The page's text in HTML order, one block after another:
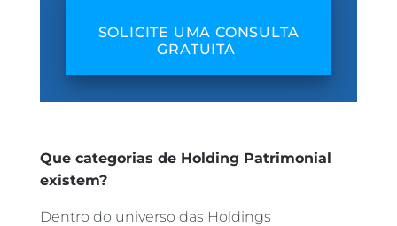
SOLICITE UMA CONSULTA
GRATUITA
Que categorias de Holding Patrimonial
existem?
Dentro do universo das Holdings